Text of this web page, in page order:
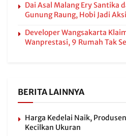
Dai Asal Malang Ery Santika
Gunung Raung, Hobi Jadi Aksi
Developer Wangsakarta
Wanprestasi, 9 Rumah Tak
BERITA LAINNYA
Harga Kedelai Naik,
Kecilkan Ukuran